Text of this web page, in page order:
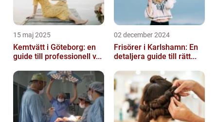
15 maj 2025
Kemtvätt i Göteborg: en
guide till professionell v...
02 december 2024
Frisörer i Karlshamn: En
detaljera guide till rätt...